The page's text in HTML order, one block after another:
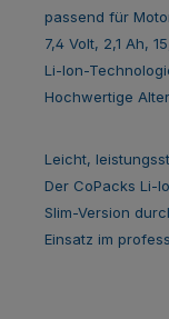
passend für
7,4 Volt, 2,1 Ah,
Li-Ion-
Hochwertige
Leicht,
Der CoPacks Li-
Slim-Version
Einsatz im